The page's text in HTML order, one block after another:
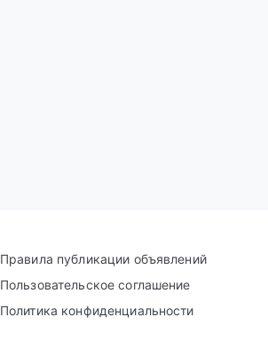
Правила публикации объявлений
Пользовательское соглашение
Политика конфиденциальности